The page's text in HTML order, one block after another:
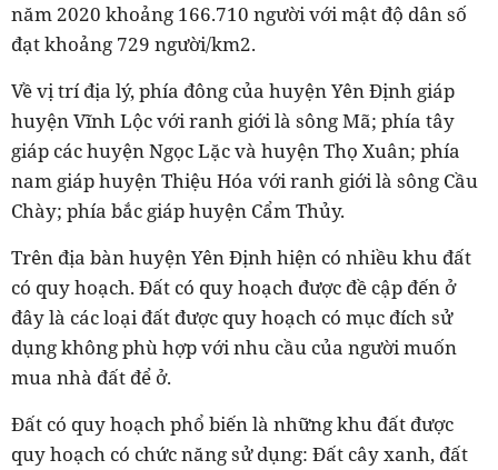
năm 2020 khoảng 166.710 người với mật độ dân số
đạt khoảng 729 người/km2.
Về vị trí địa lý, phía đông của huyện Yên Định giáp
huyện Vĩnh Lộc với ranh giới là sông Mã; phía tây
giáp các huyện Ngọc Lặc và huyện Thọ Xuân; phía
nam giáp huyện Thiệu Hóa với ranh giới là sông Cầu
Chày; phía bắc giáp huyện Cẩm Thủy.
Trên địa bàn huyện Yên Định hiện có nhiều khu đất
có quy hoạch. Đất có quy hoạch được đề cập đến ở
đây là các loại đất được quy hoạch có mục đích sử
dụng không phù hợp với nhu cầu của người muốn
mua nhà đất để ở.
Đất có quy hoạch phổ biến là những khu đất được
quy hoạch có chức năng sử dụng: Đất cây xanh, đất